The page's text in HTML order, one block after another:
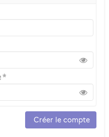
*
Créer le compte